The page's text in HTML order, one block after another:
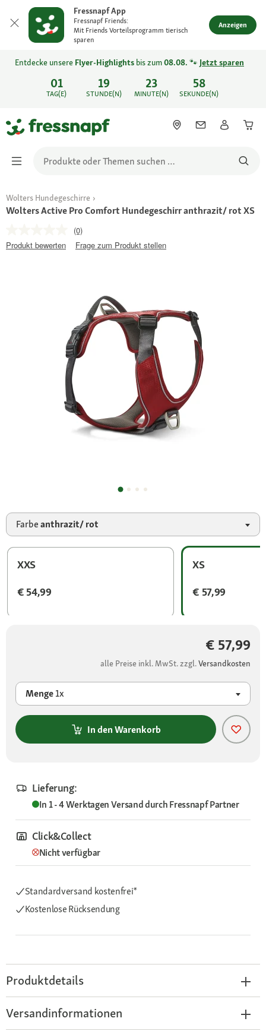
Fressnapf App
Fressnapf Friends:
Mit Friends Vorteilsprogramm tierisch
sparen
Anzeigen
01
TAG(E)
19
STUNDE(N)
23
MINUTE(N)
58
SEKUNDE(N)
Entdecke unsere Flyer-Highlights bis zum08.08. 🐾 Jetzt sparen
Wolters Hundegeschirre
Wolters Active Pro Comfort Hundegeschirr anthrazit/ rot XS
(0)
Produkt bewerten
Frage zum Produkt stellen
Farbeanthrazit/ rot
XXS
€ 54,99
XS
€ 57,99
€ 57,99
alle Preise inkl. MwSt. zzgl.Versandkosten
Menge1x
In den Warenkorb
Lieferung:
In 1 - 4 WerktagenVersand durchFressnapf Partner
Click&Collect
Nicht verfügbar
Standardversand kostenfrei*
Kostenlose Rücksendung
Produktdetails
Versandinformationen